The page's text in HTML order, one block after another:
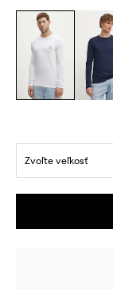
Zvoľte veľkosť